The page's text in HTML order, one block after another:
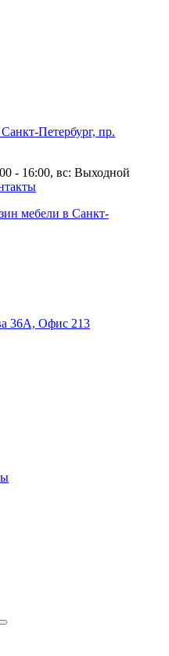
Санкт-Петербург, пр.
- 16:00, вс: Выходной
36А, Офис 213